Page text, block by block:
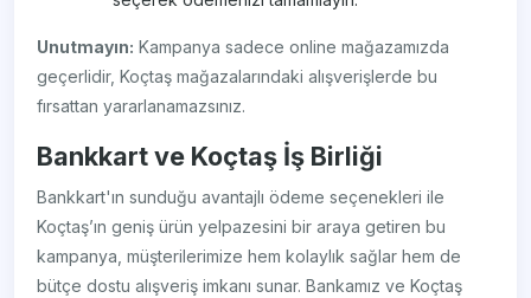
Unutmayın: Kampanya sadece online mağazamızda
geçerlidir, Koçtaş mağazalarındaki alışverişlerde bu
fırsattan yararlanamazsınız.
Bankkart ve Koçtaş İş Birliği
Bankkart'ın sunduğu avantajlı ödeme seçenekleri ile
Koçtaş’ın geniş ürün yelpazesini bir araya getiren bu
kampanya, müşterilerimize hem kolaylık sağlar hem de
bütçe dostu alışveriş imkanı sunar. Bankamız ve Koçtaş